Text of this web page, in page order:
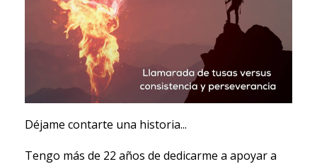
Déjame contarte una historia...
Tengo más de 22 años de dedicarme a apoyar a